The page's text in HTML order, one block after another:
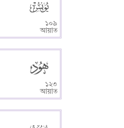
১০৯
আয়াত
১২৩
আয়াত